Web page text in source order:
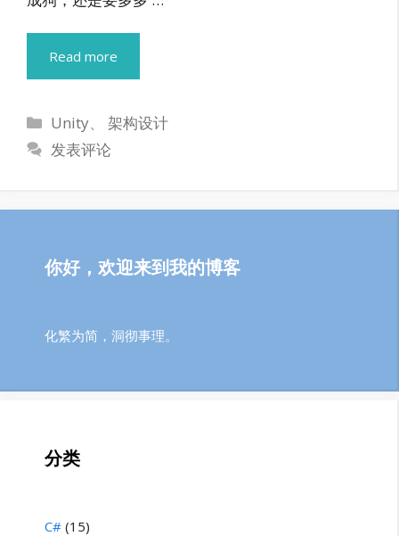
Read more
分
类
Unity、 架构设计
发表评论
你好，欢迎来到我的博客
化繁为简，洞彻事理。
分类
C# (15)